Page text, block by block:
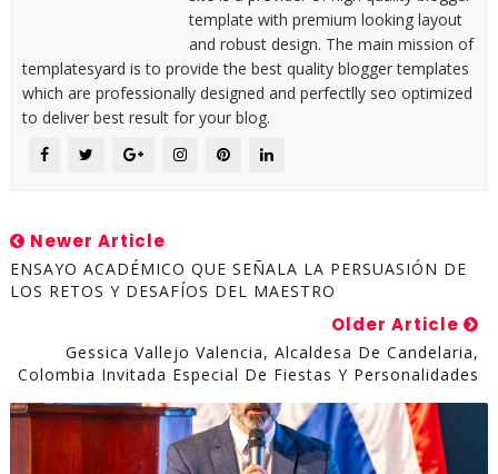
template with premium looking layout
and robust design. The main mission of
templatesyard is to provide the best quality blogger templates
which are professionally designed and perfectlly seo optimized
to deliver best result for your blog.
Newer Article
ENSAYO ACADÉMICO QUE SEÑALA LA PERSUASIÓN DE
LOS RETOS Y DESAFÍOS DEL MAESTRO
Older Article
Gessica Vallejo Valencia, Alcaldesa De Candelaria,
Colombia Invitada Especial De Fiestas Y Personalidades